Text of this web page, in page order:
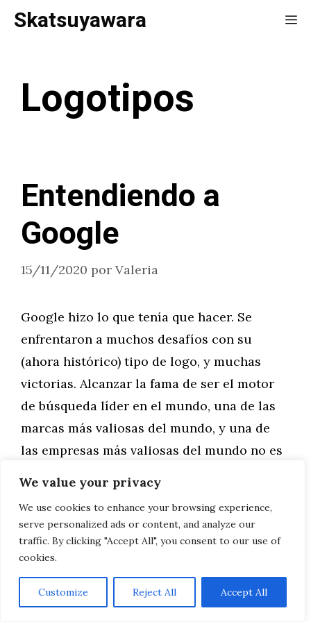
We value your privacy
We use cookies to enhance your browsing experience,
serve personalized ads or content, and analyze our
traffic. By clicking "Accept All", you consent to our use of
cookies.
Customize Reject All Accept All
SaltarSkatsuyawara
Logotipos
Entendiendo a
Google
15/11/2020 por Valeria
Google hizo lo que tenía que hacer. Se
enfrentaron a muchos desafíos con su
(ahora histórico) tipo de logo, y muchas
victorias. Alcanzar la fama de ser el motor
de búsqueda líder en el mundo, una de las
marcas más valiosas del mundo, y una de
las empresas más valiosas del mundo no es
Leer más
AVISO LEGAL, POLITICA DE PRIVACIDAD, COOKIES